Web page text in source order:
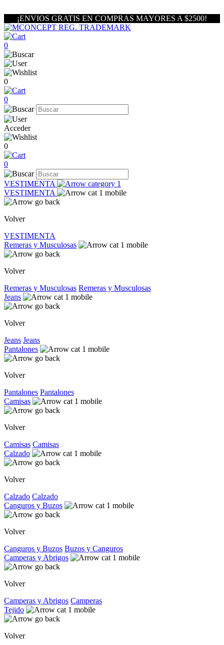
¡ENVIOS GRATIS EN COMPRAS MAYORES A $2500!
0
0
0
Acceder
0
0
VESTIMENTA
VESTIMENTA
Volver
VESTIMENTA
Remeras y Musculosas
Volver
Remeras y Musculosas Remeras y Musculosas
Jeans
Volver
Jeans Jeans
Pantalones
Volver
Pantalones Pantalones
Camisas
Volver
Camisas Camisas
Calzado
Volver
Calzado Calzado
Canguros y Buzos
Volver
Canguros y Buzos Buzos y Canguros
Camperas y Abrigos
Volver
Camperas y Abrigos Camperas
Tejido
Volver